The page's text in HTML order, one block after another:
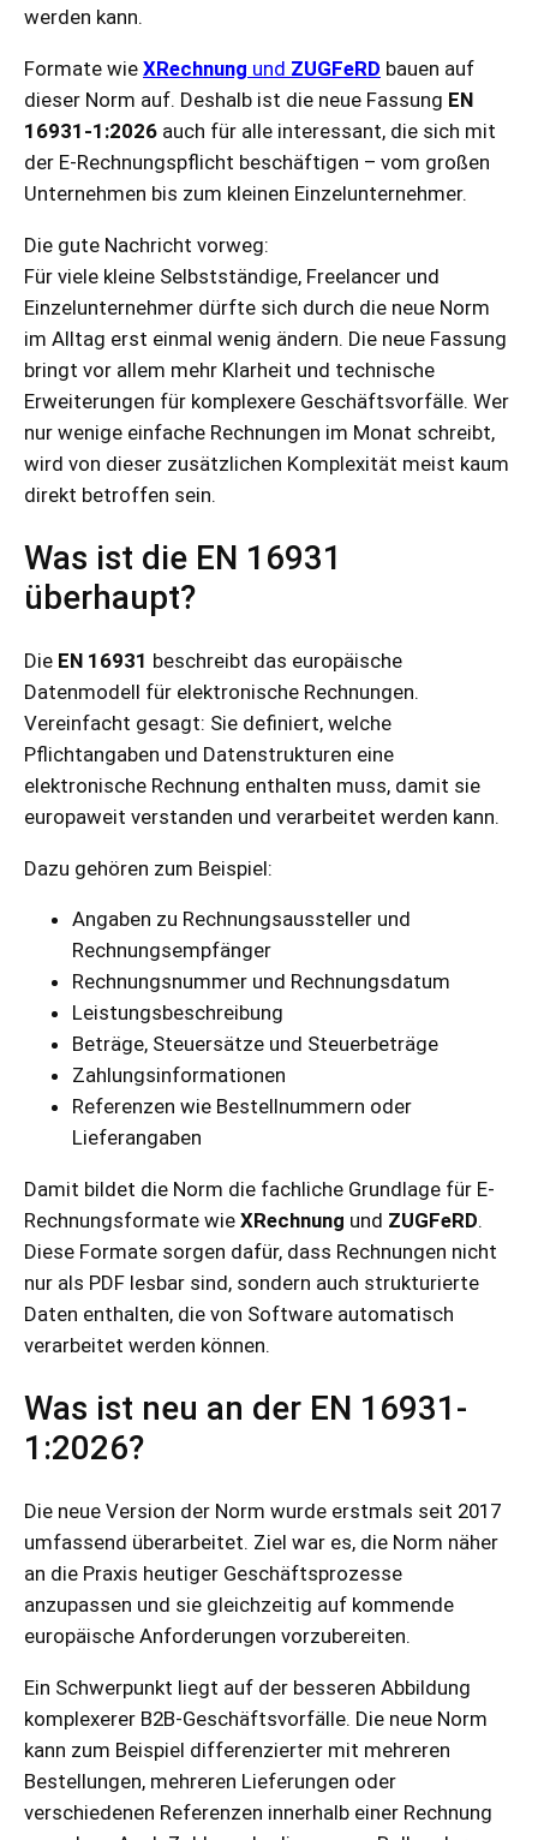
werden kann.
Formate wie XRechnung und ZUGFeRD bauen auf
dieser Norm auf. Deshalb ist die neue Fassung EN
16931-1:2026 auch für alle interessant, die sich mit
der E-Rechnungspflicht beschäftigen – vom großen
Unternehmen bis zum kleinen Einzelunternehmer.
Die gute Nachricht vorweg:
Für viele kleine Selbstständige, Freelancer und
Einzelunternehmer dürfte sich durch die neue Norm
im Alltag erst einmal wenig ändern. Die neue Fassung
bringt vor allem mehr Klarheit und technische
Erweiterungen für komplexere Geschäftsvorfälle. Wer
nur wenige einfache Rechnungen im Monat schreibt,
wird von dieser zusätzlichen Komplexität meist kaum
direkt betroffen sein.
Was ist die EN 16931
überhaupt?
Die EN 16931 beschreibt das europäische
Datenmodell für elektronische Rechnungen.
Vereinfacht gesagt: Sie definiert, welche
Pflichtangaben und Datenstrukturen eine
elektronische Rechnung enthalten muss, damit sie
europaweit verstanden und verarbeitet werden kann.
Dazu gehören zum Beispiel:
Angaben zu Rechnungsaussteller und
Rechnungsempfänger
Rechnungsnummer und Rechnungsdatum
Leistungsbeschreibung
Beträge, Steuersätze und Steuerbeträge
Zahlungsinformationen
Referenzen wie Bestellnummern oder
Lieferangaben
Damit bildet die Norm die fachliche Grundlage für E-
Rechnungsformate wie XRechnung und ZUGFeRD.
Diese Formate sorgen dafür, dass Rechnungen nicht
nur als PDF lesbar sind, sondern auch strukturierte
Daten enthalten, die von Software automatisch
verarbeitet werden können.
Was ist neu an der EN 16931-
1:2026?
Die neue Version der Norm wurde erstmals seit 2017
umfassend überarbeitet. Ziel war es, die Norm näher
an die Praxis heutiger Geschäftsprozesse
anzupassen und sie gleichzeitig auf kommende
europäische Anforderungen vorzubereiten.
Ein Schwerpunkt liegt auf der besseren Abbildung
komplexerer B2B-Geschäftsvorfälle. Die neue Norm
kann zum Beispiel differenzierter mit mehreren
Bestellungen, mehreren Lieferungen oder
verschiedenen Referenzen innerhalb einer Rechnung